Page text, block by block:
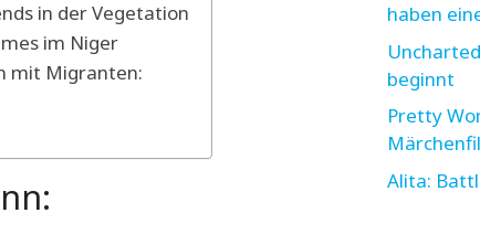
in der Vegetation
im Niger
mit Migranten:
haben
beginnt
Pretty
Alita: